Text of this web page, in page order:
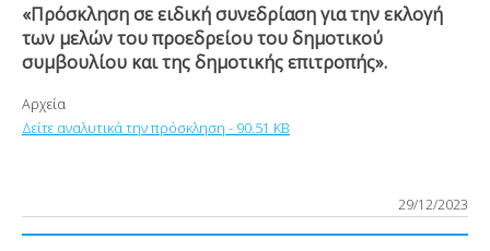
«Πρόσκληση σε ειδική συνεδρίαση για την εκλογή
των μελών του προεδρείου του δημοτικού
συμβουλίου και της δημοτικής επιτροπής».
Αρχεία
Δείτε αναλυτικά την πρόσκληση - 90.51 KB
29/12/2023